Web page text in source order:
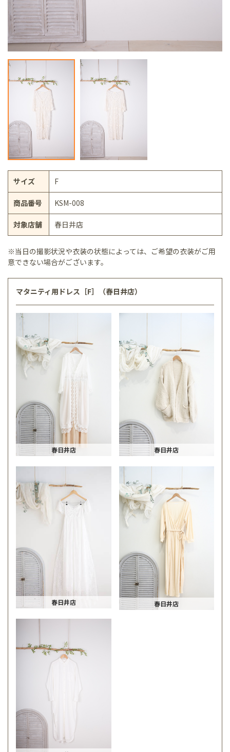
サイズ F
商品番号 KSM-008
対象店舗 春日井店
※当日の撮影状況や衣装の状態によっては、ご希望の衣装がご用
意できない場合がございます。
マタニティ用ドレス［F］（春日井店）
春日井店 春日井店
春日井店 春日井店